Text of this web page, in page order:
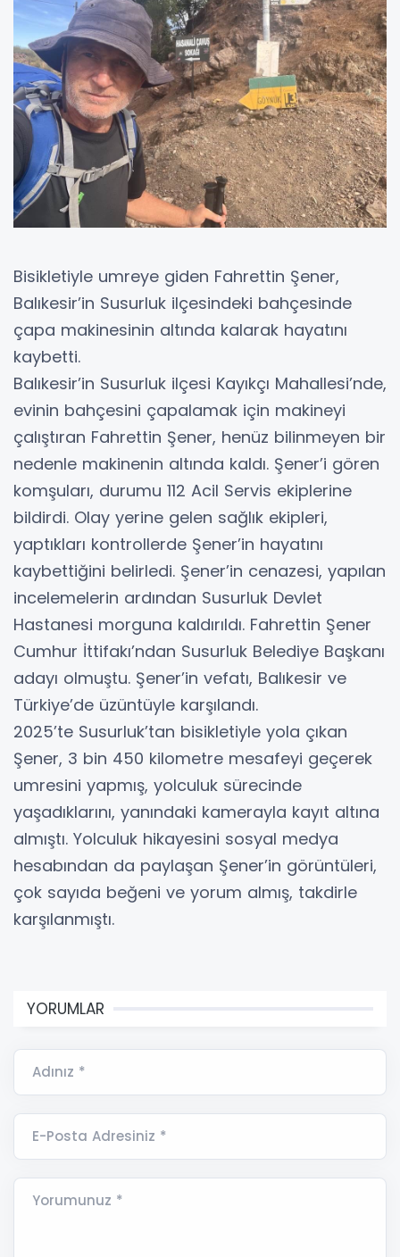
Bisikletiyle umreye giden Fahrettin Şener,
Balıkesir’in Susurluk ilçesindeki bahçesinde
çapa makinesinin altında kalarak hayatını
kaybetti.
Balıkesir’in Susurluk ilçesi Kayıkçı Mahallesi’nde,
evinin bahçesini çapalamak için makineyi
çalıştıran Fahrettin Şener, henüz bilinmeyen bir
nedenle makinenin altında kaldı. Şener’i gören
komşuları, durumu 112 Acil Servis ekiplerine
bildirdi. Olay yerine gelen sağlık ekipleri,
yaptıkları kontrollerde Şener’in hayatını
kaybettiğini belirledi. Şener’in cenazesi, yapılan
incelemelerin ardından Susurluk Devlet
Hastanesi morguna kaldırıldı. Fahrettin Şener
Cumhur İttifakı’ndan Susurluk Belediye Başkanı
adayı olmuştu. Şener’in vefatı, Balıkesir ve
Türkiye’de üzüntüyle karşılandı.
2025’te Susurluk’tan bisikletiyle yola çıkan
Şener, 3 bin 450 kilometre mesafeyi geçerek
umresini yapmış, yolculuk sürecinde
yaşadıklarını, yanındaki kamerayla kayıt altına
almıştı. Yolculuk hikayesini sosyal medya
hesabından da paylaşan Şener’in görüntüleri,
çok sayıda beğeni ve yorum almış, takdirle
karşılanmıştı.
YORUMLAR
Adınız *
E-Posta Adresiniz *
Yorumunuz *